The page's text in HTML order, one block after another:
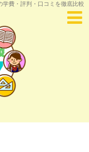
学費・評判・口コミを徹底比較